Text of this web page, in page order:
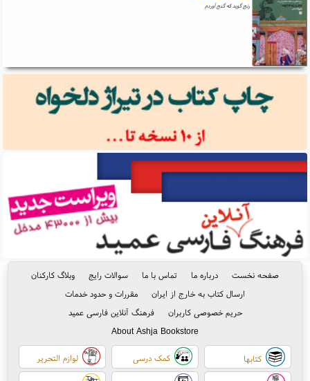
رنج گوید که گنج آوردم
صفحه نخست درباره ما تماس با ما سوالات رایج
وبلاگ کارکنان
ارسال کتاب به خارج از ایران
مقررات و حدود خدمات
حریم خصوصی کاربران
فرهنگ آنلاین فارسی عمید
About Ashja Bookstore
کتابها کمک درسی لوازم التحریر